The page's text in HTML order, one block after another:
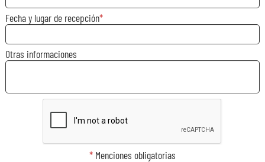
Fecha y lugar de recepción
Otras informaciones
*Menciones obligatorias